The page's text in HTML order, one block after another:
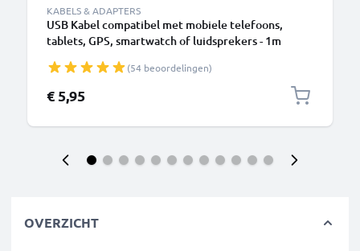
KABELS & ADAPTERS
USB Kabel compatibel met mobiele telefoons,
tablets, GPS, smartwatch of luidsprekers - 1m
(54 beoordelingen)
€ 5,95
OVERZICHT